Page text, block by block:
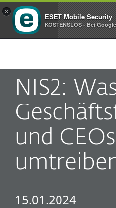
NIS2:
und
15.01.2024
×
ESET Mobile Security
KOSTENSLOS - Bei